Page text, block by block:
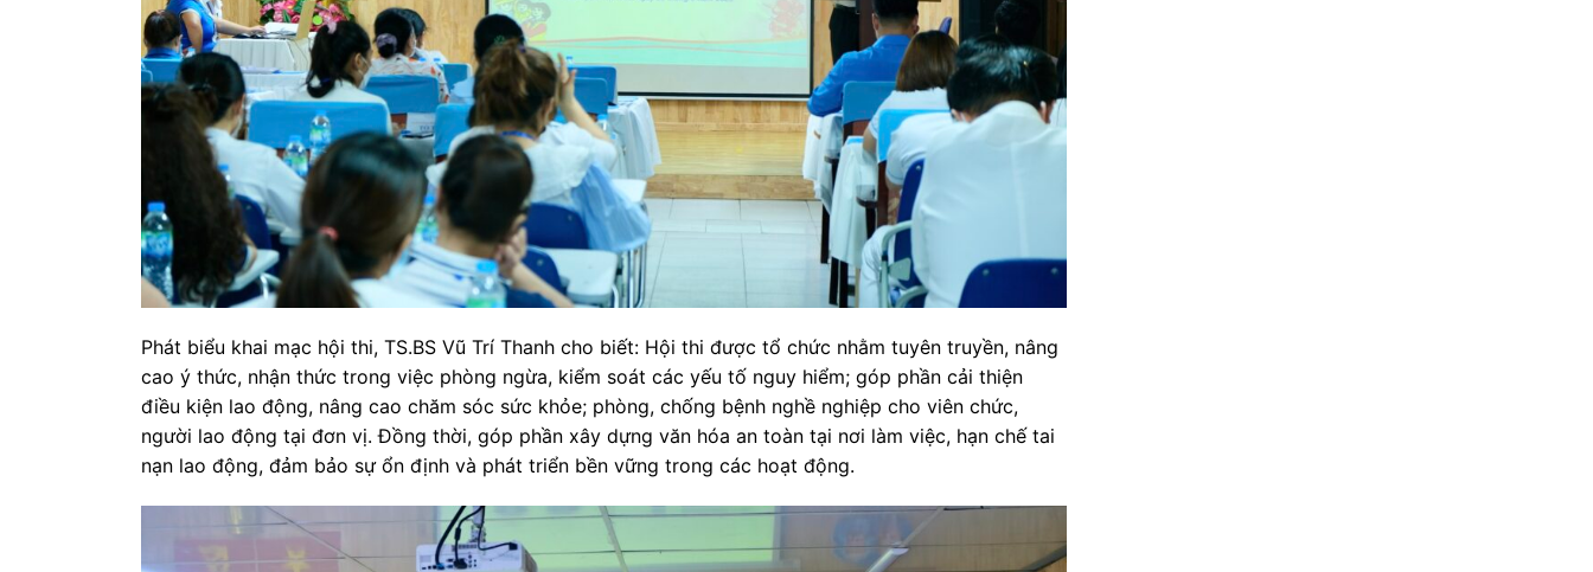
Phát biểu khai mạc hội thi, TS.BS Vũ Trí Thanh cho biết: Hội thi được tổ chức nhằm tuyên truyền, nâng
cao ý thức, nhận thức trong việc phòng ngừa, kiểm soát các yếu tố nguy hiểm; góp phần cải thiện
điều kiện lao động, nâng cao chăm sóc sức khỏe; phòng, chống bệnh nghề nghiệp cho viên chức,
người lao động tại đơn vị. Đồng thời, góp phần xây dựng văn hóa an toàn tại nơi làm việc, hạn chế tai
nạn lao động, đảm bảo sự ổn định và phát triển bền vững trong các hoạt động.